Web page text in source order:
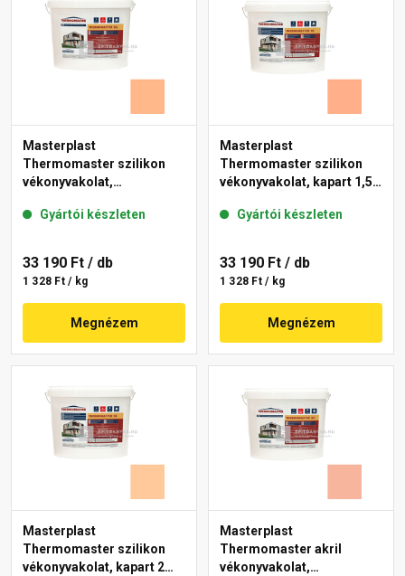
Masterplast
Thermomaster szilikon
vékonyvakolat,
10-C 25 kg
Gyártói készleten
33 190 Ft / db
1 328 Ft / kg
Megnézem
Masterplast
Thermomaster szilikon
vékonyvakolat, kapart 1,5
Gyártói készleten
33 190 Ft / db
1 328 Ft / kg
Megnézem
Masterplast
Thermomaster szilikon
vékonyvakolat, kapart 2
Masterplast
Thermomaster akril
vékonyvakolat,